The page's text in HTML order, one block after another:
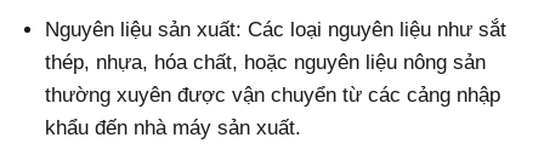
Nguyên liệu sản xuất: Các loại nguyên liệu như sắt
thép, nhựa, hóa chất, hoặc nguyên liệu nông sản
thường xuyên được vận chuyển từ các cảng nhập
khẩu đến nhà máy sản xuất.